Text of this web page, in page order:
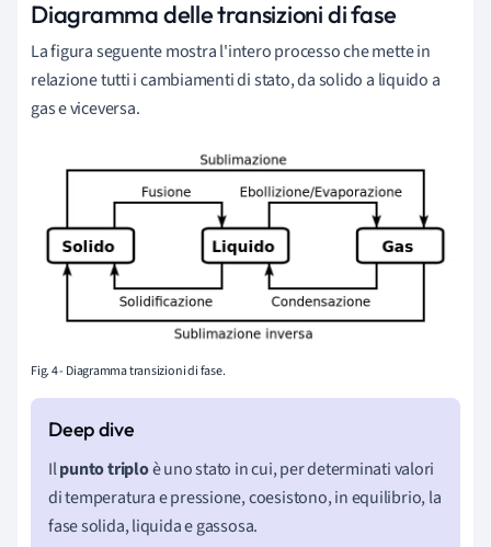
Diagramma delle transizioni di fase
La figura seguente mostra l'intero processo che mette in
relazione tutti i cambiamenti di stato, da solido a liquido a
gas e viceversa.
Fig. 4 - Diagramma transizioni di fase.
Ilpuntotriploè uno stato in cui, per determinati valori
di temperatura e pressione, coesistono, in equilibrio, la
fase solida, liquida e gassosa.